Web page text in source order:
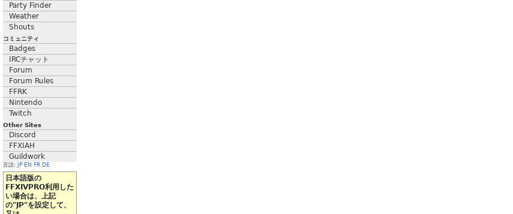
Party Finder
Weather
Shouts
コミュニティ
Badges
IRCチャット
Forum
Forum Rules
FFRK
Nintendo
Twitch
Other Sites
Discord
FFXIAH
Guildwork
言語: JP EN FR DE
日本語版の
FFXIVPRO利用した
い場合は、上記
の"JP"を設定して、